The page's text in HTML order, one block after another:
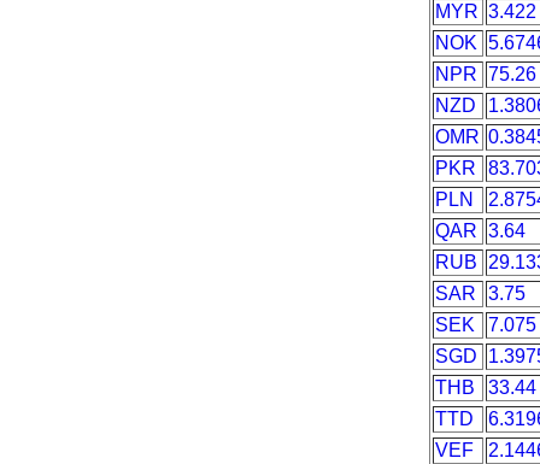
MYR 3.422
NOK
NPR 75.26
NZD
OMR
PKR
PLN
QAR 3.64
RUB
SAR
3.75
SEK
7.075
SGD
THB
33.44
TTD
VEF